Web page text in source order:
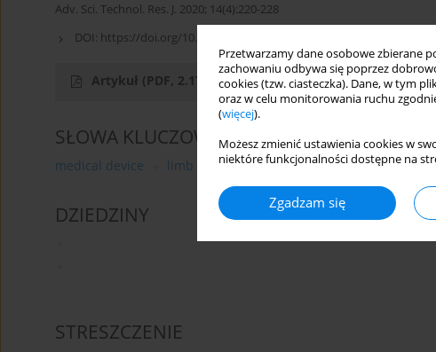
Przetwarzamy dane osobowe zbierane
zachowaniu odbywa się poprzez
cookies (tzw. ciasteczka). Dane, w tym
oraz w celu monitorowania ruchu
(więcej).
Możesz zmienić ustawienia cookies w
niektóre funkcjonalności dostępne na
Zgadzam się
Adv. Sci. Technol. Res. J. 2020; 14(4):220-228
DOI: https://doi.org/10.12913/22998624/127011
Artykuł (PDF, 2.17 MB)
SŁOWA KLUCZOWE
medical device limb scanning semi-automatic scanning
DZIEDZINY
STRESZCZENIE